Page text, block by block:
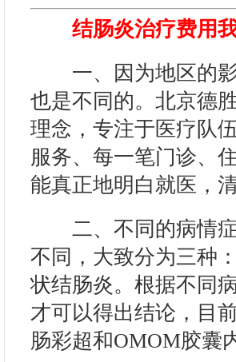
结肠炎治疗费用
一、因为地区的影
也是不同的。北京德
理念，专注于医疗队
服务、每一笔门诊、
能真正地明白就医，
二、不同的病情症
不同，大致分为三种
状结肠炎。根据不同
才可以得出结论，目
肠彩超和OMOM胶囊